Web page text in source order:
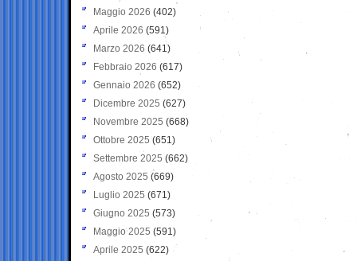
Maggio 2026 (402)
Aprile 2026 (591)
Marzo 2026 (641)
Febbraio 2026 (617)
Gennaio 2026 (652)
Dicembre 2025 (627)
Novembre 2025 (668)
Ottobre 2025 (651)
Settembre 2025 (662)
Agosto 2025 (669)
Luglio 2025 (671)
Giugno 2025 (573)
Maggio 2025 (591)
Aprile 2025 (622)